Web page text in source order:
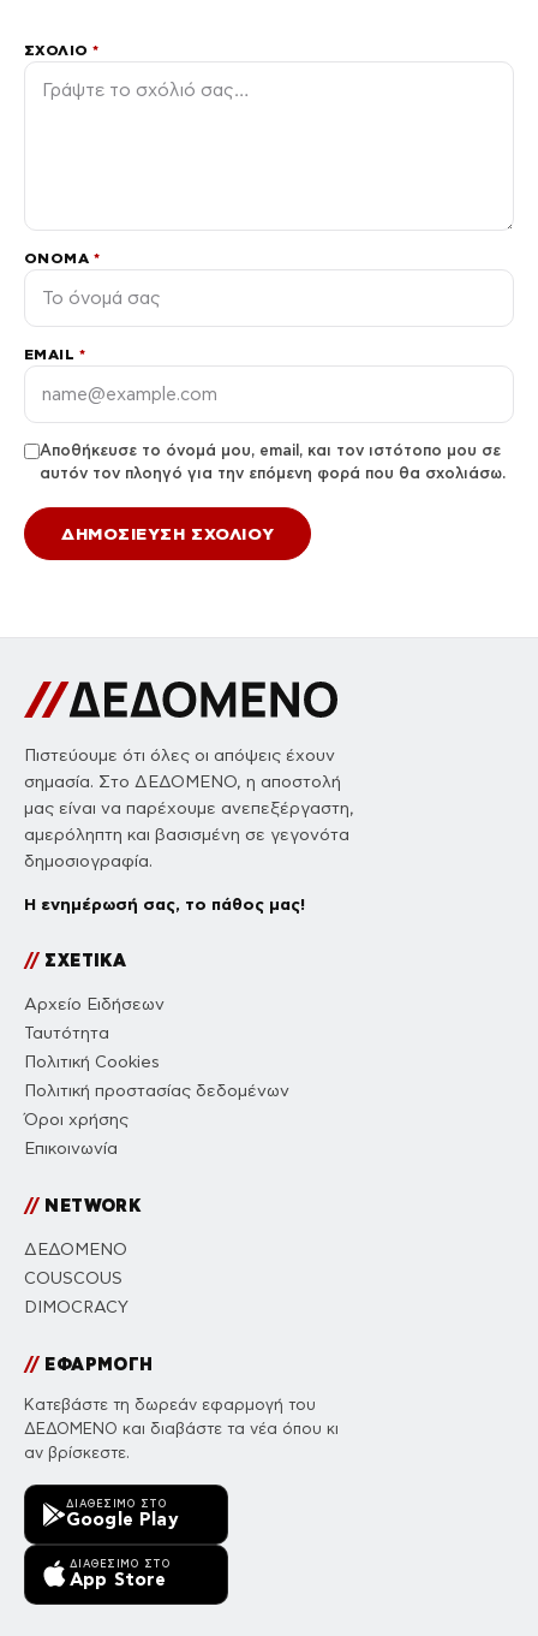
ΣΧΌΛΙΟ*
ΌΝΟΜΑ *
EMAIL *
Αποθήκευσε το όνομά μου, email, και τον ιστότοπο μου σε
αυτόν τον πλοηγό για την επόμενη φορά που θα σχολιάσω.
Πιστεύουμε ότι όλες οι απόψεις έχουν
σημασία. Στο ΔΕΔΟΜΕΝΟ, η αποστολή
μας είναι να παρέχουμε ανεπεξέργαστη,
αμερόληπτη και βασισμένη σε γεγονότα
δημοσιογραφία.
Η ενημέρωσή σας, το πάθος μας!
//ΣΧΕΤΙΚΑ
Αρχείο Ειδήσεων
Ταυτότητα
Πολιτική Cookies
Πολιτική προστασίας δεδομένων
Όροι χρήσης
Επικοινωνία
//NETWORK
ΔΕΔΟΜΕΝΟ
COUSCOUS
DIMOCRACY
//ΕΦΑΡΜΟΓΗ
Κατεβάστε τη δωρεάν εφαρμογή του
ΔΕΔΟΜΕΝΟ και διαβάστε τα νέα όπου κι
αν βρίσκεστε.
ΔΙΑΘΈΣΙΜΟ ΣΤΟ
Google Play
ΔΙΑΘΈΣΙΜΟ ΣΤΟ
App Store